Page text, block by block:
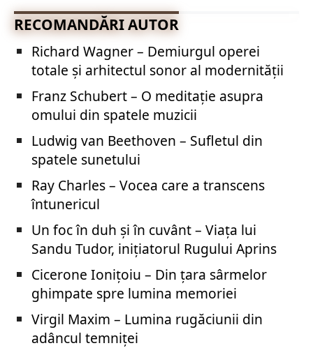
RECOMANDĂRI AUTOR
Richard Wagner – Demiurgul operei
totale și arhitectul sonor al modernității
Franz Schubert – O meditație asupra
omului din spatele muzicii
Ludwig van Beethoven – Sufletul din
spatele sunetului
Ray Charles – Vocea care a transcens
întunericul
Un foc în duh și în cuvânt – Viața lui
Sandu Tudor, inițiatorul Rugului Aprins
Cicerone Ionițoiu – Din țara sârmelor
ghimpate spre lumina memoriei
Virgil Maxim – Lumina rugăciunii din
adâncul temniței